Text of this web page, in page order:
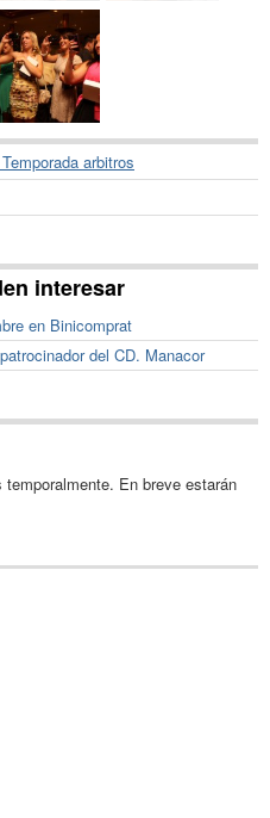
arbitros
interesar
en Binicomprat
del CD. Manacor
En breve estarán